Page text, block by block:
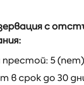
с
5
в срок до 30